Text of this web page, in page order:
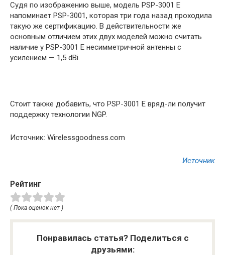
Судя по изображению выше, модель PSP-3001 E
напоминает PSP-3001, которая три года назад проходила
такую же сертификацию. В действительности же
основным отличием этих двух моделей можно считать
наличие у PSP-3001 E несимметричной антенны с
усилением — 1,5 dBi.
Стоит также добавить, что PSP-3001 E вряд-ли получит
поддержку технологии NGP.
Источник: Wirelessgoodness.com
Источник
Рейтинг
( Пока оценок нет )
Понравилась статья? Поделиться с
друзьями: